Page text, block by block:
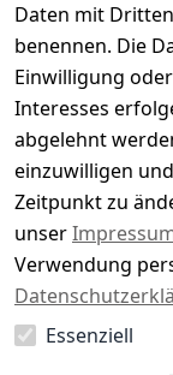
5
4
3
2
1
Es hat noch
Artikel
Daten mit
benennen. Die
Einwilligung
Interesses
abgelehnt
einzuwilligen
Zeitpunkt zu
unser
Verwendung
Essenziell